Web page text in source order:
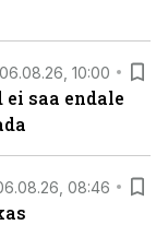
06.08.26, 10:00
saa endale
08:46